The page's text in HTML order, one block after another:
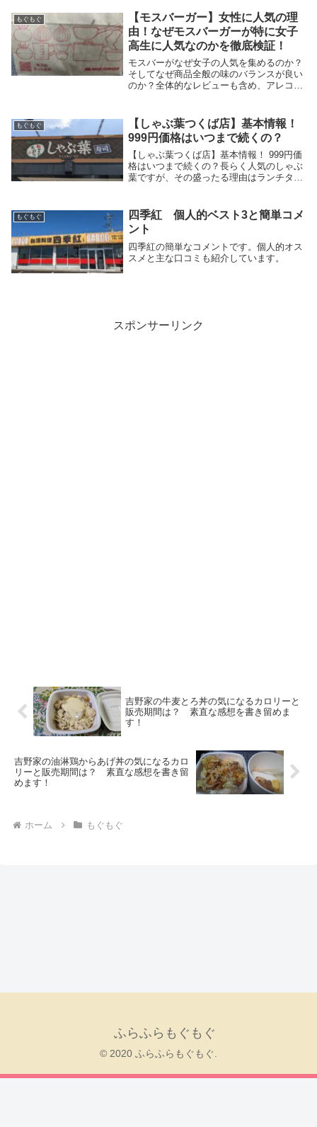
店 個人経営店 当然、フランチャイズ
も……と、何...
もぐもぐ
【モスバーガー】女性に人気の理
由！なぜモスバーガーが特に女子
高生に人気なのかを徹底検証！
モスバーがなぜ女子の人気を集めるのか？
そしてなぜ商品全般の味のバランスが良い
のか？全体的なレビューも含め、アレコレ
もぐもぐ
【しゃぶ葉つくば店】基本情報！
999円価格はいつまで続くの？
【しゃぶ葉つくば店】基本情報！ 999円価
格はいつまで続くの？長らく人気のしゃぶ
葉ですが、その盛ったる理由はランチタイ
円ランチタイムサービスは受けられません
が...
もぐもぐ
四季紅 個人的ベスト3と簡単コメ
ント
四季紅の簡単なコメントです。個人的オス
スメと主な口コミも紹介しています。
スポンサーリンク
吉野家の牛麦とろ丼の気になるカロリーと
販売期間は？ 素直な感想を書き留めま
す！
吉野家の油淋鶏からあげ丼の気になるカロ
リーと販売期間は？ 素直な感想を書き留
めます！
ホーム もぐもぐ
ふらふらもぐもぐ
© 2020 ふらふらもぐもぐ.